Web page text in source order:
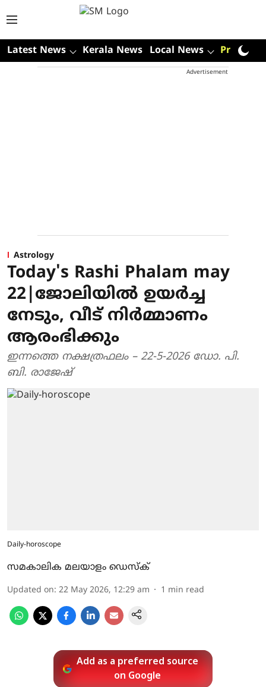
Latest News Kerala News Local News Premium
Advertisement
Astrology
Today's Rashi Phalam may
22|ജോലിയിൽ ഉയർച്ച
നേടും, വീട് നിർമ്മാണം
ആരംഭിക്കും
ഇന്നത്തെ നക്ഷത്രഫലം – 22-5-2026 ഡോ. പി.
ബി. രാജേഷ്
Daily-horoscope
സമകാലിക മലയാളം ഡെസ്ക്
Updated on: 22 May 2026, 12:29 am 1 min read
Add as a preferred source
on Google